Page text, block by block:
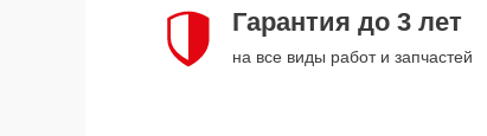
Гарантия до 3 лет
на все виды работ и запчастей